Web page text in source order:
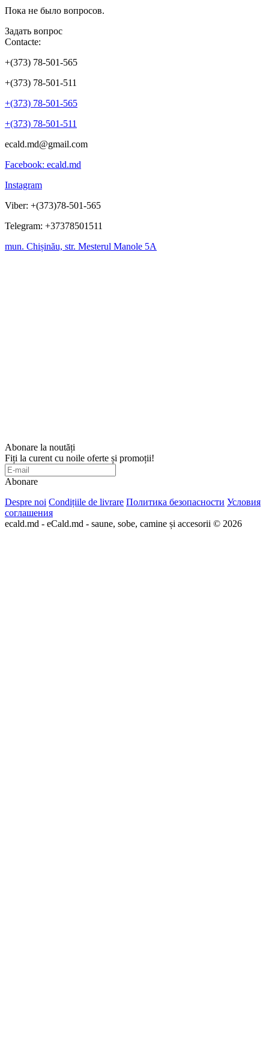
Пока не было вопросов.
Задать вопрос
Contacte:
+(373) 78-501-565
+(373) 78-501-511
+(373) 78-501-565
+(373) 78-501-511
ecald.md@gmail.com
Facebook: ecald.md
Instagram
Viber: +(373)78-501-565
Telegram: +37378501511
mun. Chișinău, str. Mesterul Manole 5A
Abonare la noutăți
Fiți la curent cu noile oferte și promoții!
Abonare
Despre noi Condițiile de livrare Политика безопасности Условия
соглашения
ecald.md - eCald.md - saune, sobe, camine și accesorii © 2026